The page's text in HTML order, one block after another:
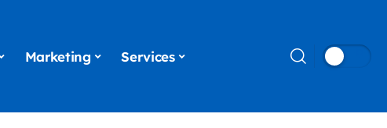
Marketing Services